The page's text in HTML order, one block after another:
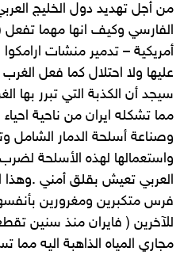
من أجل تهديد دول الخليج
الفارسي وكيف انها مهما
أمريكية – تدمير منشات ارامكوا
عليها ولا احتلال كما فعل
سيجد أن الكذبة التي تبرر بها
مما تشكله ايران من ناحية
وصناعة أسلحة الدمار الشامل
واستعمالها لهذه الأسلحة
العربي تعيش بقلق أمني .وهذا
فرس متكبرين ومغرورين
للآخرين ( فايران منذ سنين
مجاري المياه الذاهبة اليه